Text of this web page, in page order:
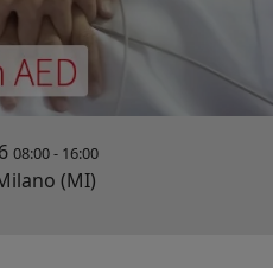
08:00- 16:00
(MI)